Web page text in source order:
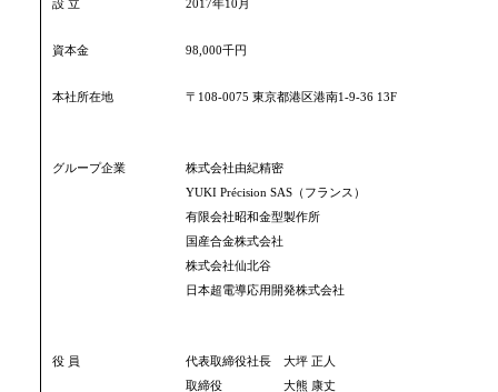
設 立 2017年10月
資本金 98,000千円
本社所在地 〒108-0075 東京都港区港南1-9-36 13F
グループ企業
株式会社由紀精密
YUKI Précision SAS（フランス）
有限会社昭和金型製作所
国産合金株式会社
株式会社仙北谷
日本超電導応用開発株式会社
役 員
代表取締役社長 大坪 正人
取締役 大熊 康丈